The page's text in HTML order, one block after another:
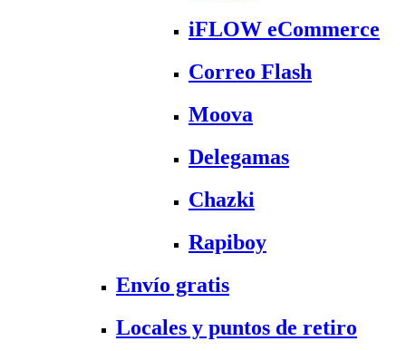
iFLOW eCommerce
Correo Flash
Moova
Delegamas
Chazki
Rapiboy
Envío gratis
Locales y puntos de retiro